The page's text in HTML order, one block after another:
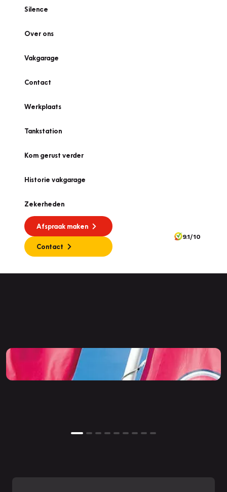
Silence
Over ons
Vakgarage
Contact
Werkplaats
Tankstation
Kom gerust verder
Historie vakgarage
Zekerheden
Afspraak maken
Contact
9.1/10